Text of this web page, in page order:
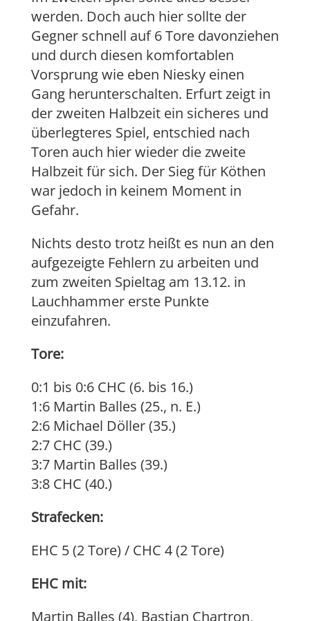
werden. Doch auch hier sollte der
Gegner schnell auf 6 Tore davonziehen
und durch diesen komfortablen
Vorsprung wie eben Niesky einen
Gang herunterschalten. Erfurt zeigt in
der zweiten Halbzeit ein sicheres und
überlegteres Spiel, entschied nach
Toren auch hier wieder die zweite
Halbzeit für sich. Der Sieg für Köthen
war jedoch in keinem Moment in
Gefahr.
Nichts desto trotz heißt es nun an den
aufgezeigte Fehlern zu arbeiten und
zum zweiten Spieltag am 13.12. in
Lauchhammer erste Punkte
einzufahren.
Tore:
0:1 bis 0:6 CHC (6. bis 16.)
1:6 Martin Balles (25., n. E.)
2:6 Michael Döller (35.)
2:7 CHC (39.)
3:7 Martin Balles (39.)
3:8 CHC (40.)
Strafecken:
EHC 5 (2 Tore) / CHC 4 (2 Tore)
EHC mit:
Martin Balles (4), Bastian Chartron,